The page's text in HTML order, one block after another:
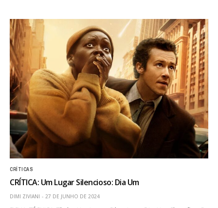
CRÍTICAS
CRÍTICA: Um Lugar Silencioso: Dia Um
DIMI ZIVIANI 27 DE JUNHO DE 2024